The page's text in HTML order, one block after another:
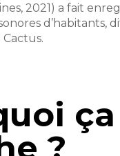
2021) a fait
d’habitants,
ça
?